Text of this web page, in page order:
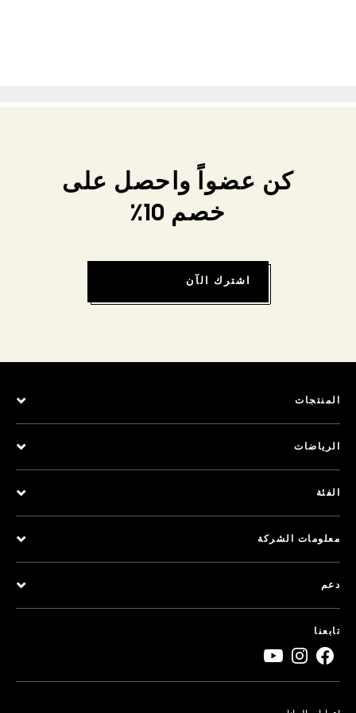
كن عضواً واحصل على
خصم 10٪
اشترك الآن
المنتجات
الرياضات
الفئة
معلومات الشركة
دعم
تابعنا